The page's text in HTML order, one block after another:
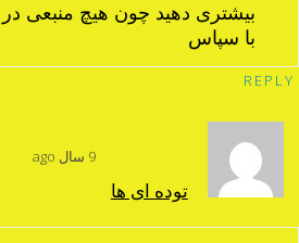
بیشتری دهید چون هیچ منبعی
با سپاس
REPLY
توده ای ها
9 سال ago